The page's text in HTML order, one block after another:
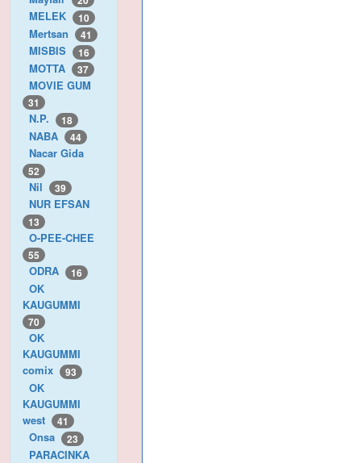
MELEK 10
Mertsan 41
MISBIS 16
MOTTA 37
MOVIE GUM
31
N.P. 18
NABA 44
Nacar Gida
52
Nil 39
NUR EFSAN
13
O-PEE-CHEE
55
ODRA 16
OK
KAUGUMMI
70
OK
KAUGUMMI
comix
93
OK
KAUGUMMI
west
41
Onsa 23
PARACINKA